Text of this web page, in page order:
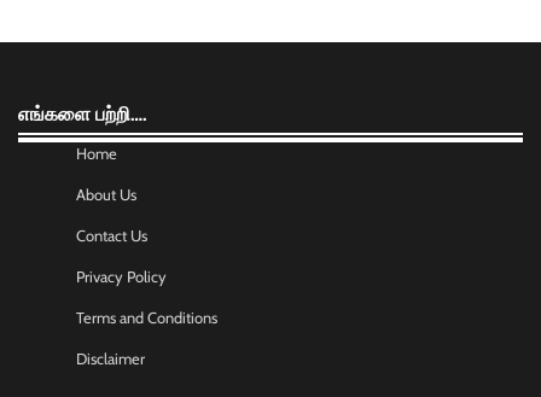
எங்களை பற்றி….
Home
About Us
Contact Us
Privacy Policy
Terms and Conditions
Disclaimer